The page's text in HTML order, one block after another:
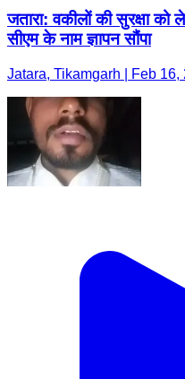
जतारा: वकीलों की सुरक्षा
सीएम के नाम ज्ञापन सौंपा
Jatara, Tikamgarh | Feb 16,